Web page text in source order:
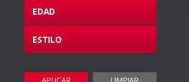
EDAD
ESTILO